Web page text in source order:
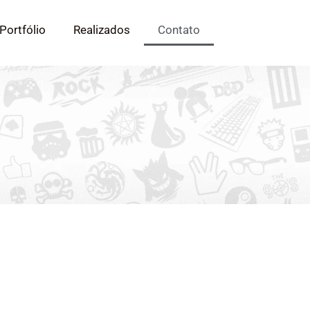
Portfólio Realizados Contato